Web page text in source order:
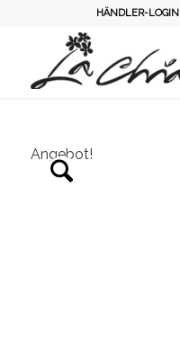
HÄNDLER-LOGIN
Angebot!